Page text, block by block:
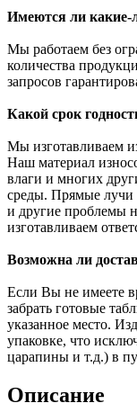
Имеются ли какие-
Мы работаем без
количества
запросов
Какой срок
Мы изготавливаем
Наш материал
влаги и многих
среды. Прямые лучи
и другие проблемы
изготавливаем
Возможна ли
Если Вы не имеете
забрать готовые
указанное место.
упаковке, что
царапины и т.д.) в
Описание